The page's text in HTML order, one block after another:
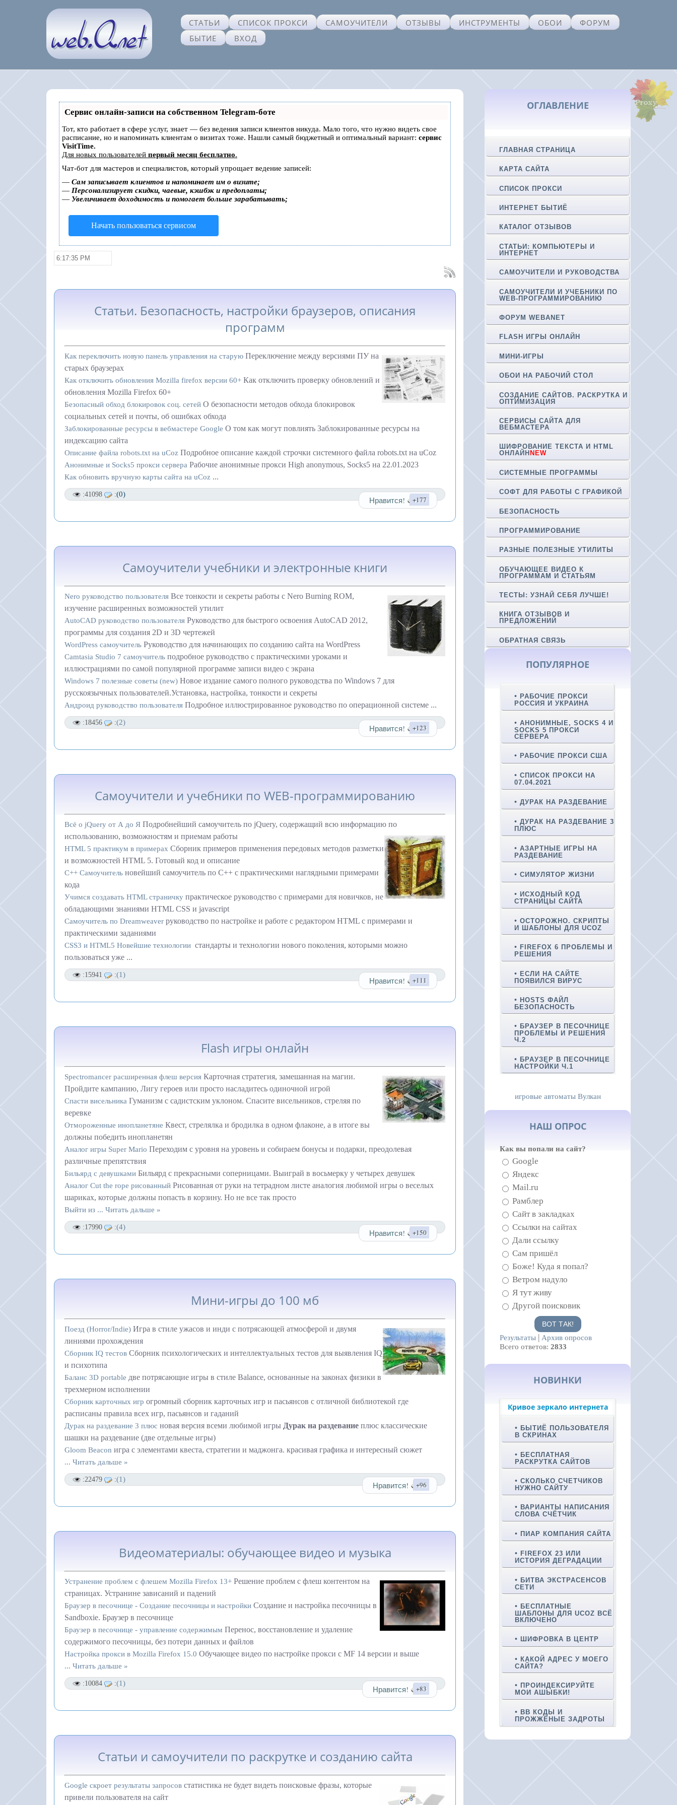
СТАТЬИ СПИСОК ПРОКСИ САМОУЧИТЕЛИ ОТЗЫВЫ ИНСТРУМЕНТЫ ОБОИ
ФОРУМ
БЫТИЕ
ВХОД
Сервис онлайн-записи на собственном Telegram-боте
Тот, кто работает в сфере услуг, знает — без ведения записи клиентов никуда. Мало того, что нужно видеть свое
расписание, но и напоминать клиентам о визитах тоже. Нашли самый бюджетный и оптимальный вариант: сервис
VisitTime.
Для новых пользователей первый месяц бесплатно.
Чат-бот для мастеров и специалистов, который упрощает ведение записей:
— Сам записывает клиентов и напоминает им о визите;
— Персонализирует скидки, чаевые, кэшбэк и предоплаты;
— Увеличивает доходимость и помогает больше зарабатывать;
Начать пользоваться сервисом
Статьи. Безопасность, настройки браузеров, описания
программ
Как переключить новую панель управления на старую Переключение между версиями ПУ на
старых браузерах
Как отключить обновления Mozilla firefox версии 60+ Как отключить проверку обновлений и
обновления Mozilla Firefox 60+
Безопасный обход блокировок соц. сетей О безопасности методов обхода блокировок
социальных сетей и почты, об ошибках обхода
Заблокированные ресурсы в вебмастере Google О том как могут повлиять Заблокированные ресурсы на
индексацию сайта
Описание файла robots.txt на uCoz Подробное описание каждой строчки системного файла robots.txt на uCoz
Анонимные и Socks5 прокси сервера Рабочие анонимные прокси High anonymous, Socks5 на 22.01.2023
Как обновить вручную карты сайта на uCoz ...
:41098 :(0)
Нравится! +177
Самоучители учебники и электронные книги
Nero руководство пользователя Все тонкости и секреты работы с Nero Burning ROM,
изучение расширенных возможностей утилит
AutoCAD руководство пользователя Руководство для быстрого освоения AutoCAD 2012,
программы для создания 2D и 3D чертежей
WordPress самоучитель Руководство для начинающих по созданию сайта на WordPress
Camtasia Studio 7 самоучитель подробное руководство с практическими уроками и
иллюстрациями по самой популярной программе записи видео с экрана
Windows 7 полезные советы (new) Новое издание самого полного руководства по Windows 7 для
русскоязычных пользователей.Установка, настройка, тонкости и секреты
Андроид руководство пользователя Подробное иллюстрированное руководство по операционной системе ...
:18456 :(2)
Нравится! +123
Самоучители и учебники по WEB-программированию
Всё о jQuery от А до Я Подробнейший самоучитель по jQuery, содержащий всю информацию по
использованию, возможностям и приемам работы
HTML 5 практикум в примерах Сборник примеров применения передовых методов разметки
и возможностей HTML 5. Готовый код и описание
С++ Самоучитель новейший самоучитель по C++ с практическими наглядными примерами
кода
Учимся создавать HTML страничку практическое руководство с примерами для новичков, не
обладающими знаниями HTML CSS и javascript
Самоучитель по Dreamweaver руководство по настройке и работе с редактором HTML с примерами и
практическими заданиями
CSS3 и HTML5 Новейшие технологии стандарты и технологии нового поколения, которыми можно
пользоваться уже ...
:15941 :(1)
Нравится! +111
Flash игры онлайн
Spectromancer расширенная флеш версия Карточная стратегия, замешанная на магии.
Пройдите кампанию, Лигу героев или просто насладитесь одиночной игрой
Спасти висельника Гуманизм с садистским уклоном. Спасите висельников, стреляя по
веревке
Отмороженные инопланетяне Квест, стрелялка и бродилка в одном флаконе, а в итоге вы
должны победить инопланетян
Аналог игры Super Mario Переходим с уровня на уровень и собираем бонусы и подарки, преодолевая
различные препятствия
Бильярд с девушками Бильярд с прекрасными соперницами. Выиграй в восьмерку у четырех девушек
Аналог Cut the rope рисованный Рисованная от руки на тетрадном листе аналогия любимой игры о веселых
шариках, которые должны попасть в корзину. Но не все так просто
Выйти из ... Читать дальше »
:17990 :(4)
Нравится! +150
Мини-игры до 100 мб
Поезд (Horror/Indie) Игра в стиле ужасов и инди с потрясающей атмосферой и двумя
линиями прохождения
Сборник IQ тестов Сборник психологических и интеллектуальных тестов для выявления IQ
и психотипа
Баланс 3D portable две потрясающие игры в стиле Balance, основанные на законах физики в
трехмерном исполнении
Сборник карточных игр огромный сборник карточных игр и пасьянсов с отличной библиотекой где
расписаны правила всех игр, пасьянсов и гаданий
Дурак на раздевание 3 плюс новая версия всеми любимой игры Дурак на раздевание плюс классические
шашки на раздевание (две отдельные игры)
Gloom Beacon игра с элементами квеста, стратегии и маджонга. красивая графика и интересный сюжет
... Читать дальше »
:22479 :(1)
Нравится! +96
Видеоматериалы: обучающее видео и музыка
Устранение проблем с флешем Mozilla Firefox 13+ Решение проблем с флеш контентом на
страницах. Устранине зависаний и падений
Браузер в песочнице - Создание песочницы и настройки Создание и настройка песочницы в
Sandboxie. Браузер в песочнице
Браузер в песочнице - управление содержимым Перенос, восстановление и удаление
содержимого песочницы, без потери данных и файлов
Настройка прокси в Mozilla Firefox 15.0 Обучающее видео по настройке прокси с MF 14 версии и выше
... Читать дальше »
:10084 :(1)
Нравится! +83
Статьи и самоучители по раскрутке и созданию сайта
Google скроет результаты запросов статистика не будет видеть поисковые фразы, которые
привели пользователя на сайт
ОГЛАВЛЕНИЕ
ГЛАВНАЯ СТРАНИЦА
КАРТА САЙТА
СПИСОК ПРОКСИ
ИНТЕРНЕТ БЫТИЁ
КАТАЛОГ ОТЗЫВОВ
СТАТЬИ: КОМПЬЮТЕРЫ И
ИНТЕРНЕТ
САМОУЧИТЕЛИ И РУКОВОДСТВА
САМОУЧИТЕЛИ И УЧЕБНИКИ ПО
WEB-ПРОГРАММИРОВАНИЮ
ФОРУМ WEBANET
FLASH ИГРЫ ОНЛАЙН
МИНИ-ИГРЫ
ОБОИ НА РАБОЧИЙ СТОЛ
СОЗДАНИЕ САЙТОВ. РАСКРУТКА И
ОПТИМИЗАЦИЯ
СЕРВИСЫ САЙТА ДЛЯ
ВЕБМАСТЕРА
ШИФРОВАНИЕ ТЕКСТА И HTML
ОНЛАЙН NEW
СИСТЕМНЫЕ ПРОГРАММЫ
СОФТ ДЛЯ РАБОТЫ С ГРАФИКОЙ
БЕЗОПАСНОСТЬ
ПРОГРАММИРОВАНИЕ
РАЗНЫЕ ПОЛЕЗНЫЕ УТИЛИТЫ
ОБУЧАЮЩЕЕ ВИДЕО К
ПРОГРАММАМ И СТАТЬЯМ
ТЕСТЫ: УЗНАЙ СЕБЯ ЛУЧШЕ!
КНИГА ОТЗЫВОВ И
ПРЕДЛОЖЕНИЙ
ОБРАТНАЯ СВЯЗЬ
ПОПУЛЯРНОЕ
РАБОЧИЕ ПРОКСИ
РОССИЯ И УКРАИНА
АНОНИМНЫЕ, SOCKS 4 И
SOCKS 5 ПРОКСИ
СЕРВЕРА
РАБОЧИЕ ПРОКСИ США
СПИСОК ПРОКСИ НА
07.04.2021
ДУРАК НА РАЗДЕВАНИЕ
ДУРАК НА РАЗДЕВАНИЕ 3
ПЛЮС
АЗАРТНЫЕ ИГРЫ НА
РАЗДЕВАНИЕ
СИМУЛЯТОР ЖИЗНИ
ИСХОДНЫЙ КОД
СТРАНИЦЫ САЙТА
ОСТОРОЖНО. СКРИПТЫ
И ШАБЛОНЫ ДЛЯ UCOZ
FIREFOX 6 ПРОБЛЕМЫ И
РЕШЕНИЯ
ЕСЛИ НА САЙТЕ
ПОЯВИЛСЯ ВИРУС
HOSTS ФАЙЛ
БЕЗОПАСНОСТЬ
БРАУЗЕР В ПЕСОЧНИЦЕ
ПРОБЛЕМЫ И РЕШЕНИЯ
Ч.2
БРАУЗЕР В ПЕСОЧНИЦЕ
НАСТРОЙКИ Ч.1
игровые автоматы Вулкан
НАШ ОПРОС
Как вы попали на сайт?
Google
Яндекс
Mail.ru
Рамблер
Сайт в закладках
Ссылки на сайтах
Дали ссылку
Сам пришёл
Боже! Куда я попал?
Ветром надуло
Я тут живу
Другой поисковик
Результаты
Архив опросов
Всего ответов: 2833
НОВИНКИ
Кривое зеркало интернета
БЫТИЁ ПОЛЬЗОВАТЕЛЯ
В СКРИНАХ
БЕСПЛАТНАЯ
РАСКРУТКА САЙТОВ
СКОЛЬКО СЧЕТЧИКОВ
НУЖНО САЙТУ
ВАРИАНТЫ НАПИСАНИЯ
СЛОВА СЧЁТЧИК
ПИАР КОМПАНИЯ САЙТА
FIREFOX 23 ИЛИ
ИСТОРИЯ ДЕГРАДАЦИИ
БИТВА ЭКСТРАСЕНСОВ
СЕТИ
БЕСПЛАТНЫЕ
ШАБЛОНЫ ДЛЯ UCOZ ВСЁ
ВКЛЮЧЕНО
ШИФРОВКА В ЦЕНТР
КАКОЙ АДРЕС У МОЕГО
САЙТА?
ПРОИНДЕКСИРУЙТЕ
МОИ АШЫБКИ!
BB КОДЫ И
ПРОЖЖЁНЫЕ ЗАДРОТЫ
СОЗДАЛ СЕГОДНЯ САЙТ,